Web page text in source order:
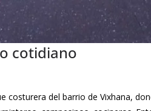
cotidiano
costurera del barrio de Vixhana,